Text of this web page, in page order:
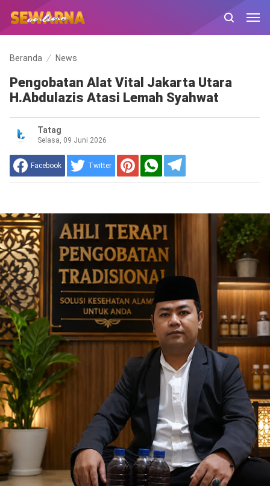
Beranda News
Pengobatan Alat Vital Jakarta Utara
H.Abdulazis Atasi Lemah Syahwat
Tatag
Selasa, 09 Juni 2026
Facebook Twitter